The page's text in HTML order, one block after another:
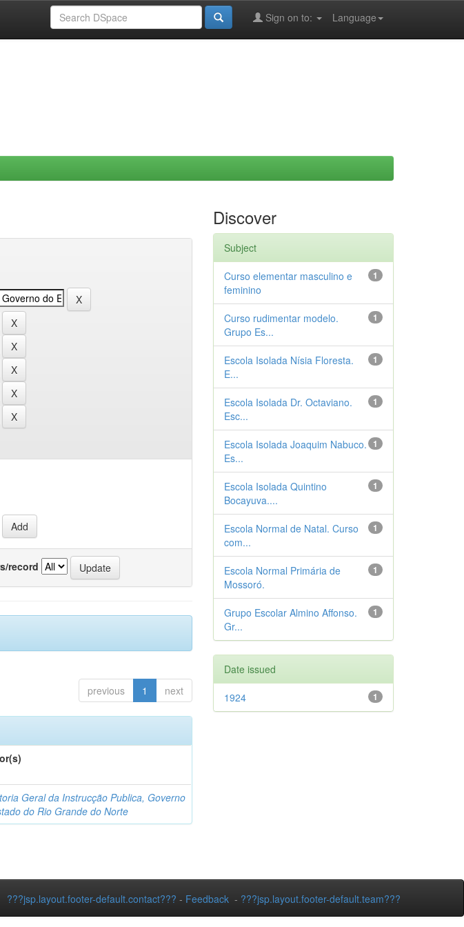
Language
Sign on to:
record
previous 1 next
Geral da Instrucção Publica, Governo
do Rio Grande do Norte
Discover
Subject
1
Curso elementar masculino e
feminino
1
Curso rudimentar modelo.
Grupo Es...
1
Escola Isolada Nísia Floresta.
E...
1
Escola Isolada Dr. Octaviano.
Esc...
1
Escola Isolada Joaquim Nabuco.
Es...
1
Escola Isolada Quintino
Bocayuva....
1
Escola Normal de Natal. Curso
com...
1
Escola Normal Primária de
Mossoró.
1
Grupo Escolar Almino Affonso.
Gr...
Date issued
1
1924
???jsp.layout.footer-default.contact??? - Feedback - ???jsp.layout.footer-default.team???